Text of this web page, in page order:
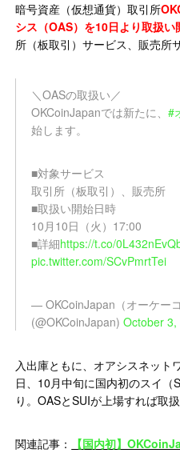
暗号資産（仮想通貨）取引所
シス（OAS）を10日より取扱い
所（板取引）サービス、販売所
＼OASの取扱い／
OKCoinJapanでは新たに、#
始します。
■対象サービス
取引所（板取引）、販売所
■取扱い開始日時
10月10日（火）17:00
■詳細https://t.co/
pic.twitter.com/SCvPmrtTei
— OKCoinJapan（オーケー
(@OKCoinJapan)October 3,
入出庫ともに、オアシスネット
日、10月中旬に国内初のスイ
り。OASとSUIが上場すれば取
関連記事：
【国内初】